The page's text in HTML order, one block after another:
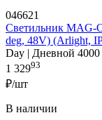
046621
Светильник MAG-
deg, 48V) (Arlight,
Day | Дневной
1 32993
₽/шт
В наличии